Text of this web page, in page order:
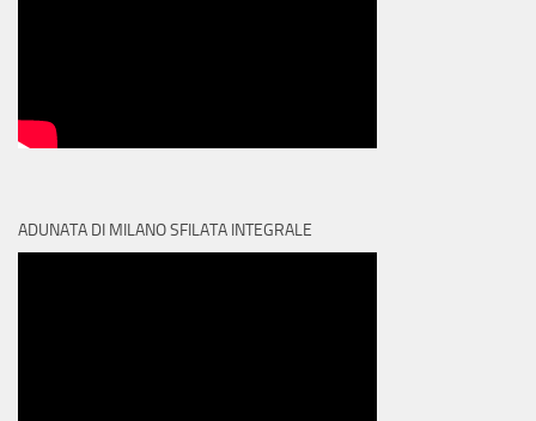
ADUNATA DI MILANO SFILATA INTEGRALE